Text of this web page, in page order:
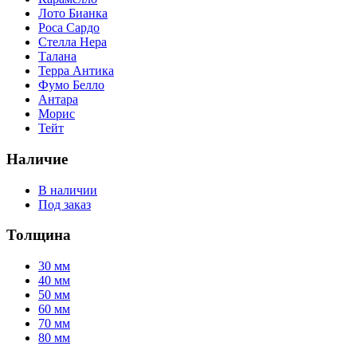
Лото Бианка
Роса Сардо
Стелла Нера
Талана
Терра Антика
Фумо Белло
Антара
Морис
Тейт
Наличие
В наличии
Под заказ
Толщина
30 мм
40 мм
50 мм
60 мм
70 мм
80 мм